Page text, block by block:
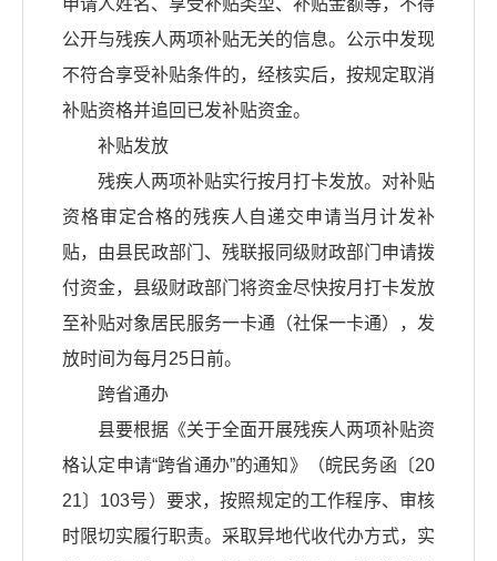
申请人姓名、享受补贴类型、补贴金额等，不得
公开与残疾人两项补贴无关的信息。公示中发现
不符合享受补贴条件的，经核实后，按规定取消
补贴资格并追回已发补贴资金。
补贴发放
残疾人两项补贴实行按月打卡发放。对补贴
资格审定合格的残疾人自递交申请当月计发补
贴，由县民政部门、残联报同级财政部门申请拨
付资金，县级财政部门将资金尽快按月打卡发放
至补贴对象居民服务一卡通（社保一卡通），发
放时间为每月25日前。
跨省通办
县要根据《关于全面开展残疾人两项补贴资
格认定申请“跨省通办”的通知》（皖民务函〔20
21〕103号）要求，按照规定的工作程序、审核
时限切实履行职责。采取异地代收代办方式，实